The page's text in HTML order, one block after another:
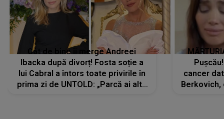
Cât de bine îi merge Andreei
Ibacka după divorț! Fosta soție a
lui Cabral a întors toate privirile în
prima zi de UNTOLD: „Parcă ai altă
cancer
Berkovich,